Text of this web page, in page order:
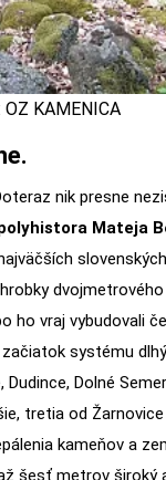
KAMENICA
nik presne
Mateja
ho vraj vybudovali
systému
Dolné
tretia od
kameňov a
šesť metrov široký